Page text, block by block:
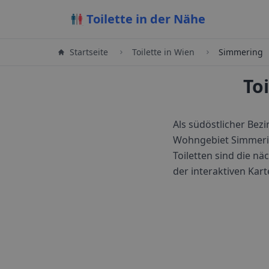
Toilette in der Nähe
Startseite Toilette in Wien Simmering
Als südöstlicher
Wohngebiet
Toiletten sind die
der interaktiven